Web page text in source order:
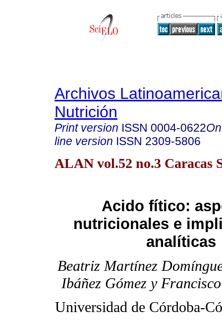
Archivos
Nutrición
Print version ISSN 0004-0622
line version ISSN 2309-5806
ALAN vol.52 no.3 Caracas
Acido fítico:
nutricionales e
analíticas
Beatriz Martínez
Ibáñez Gómez y
Universidad de Córdoba-